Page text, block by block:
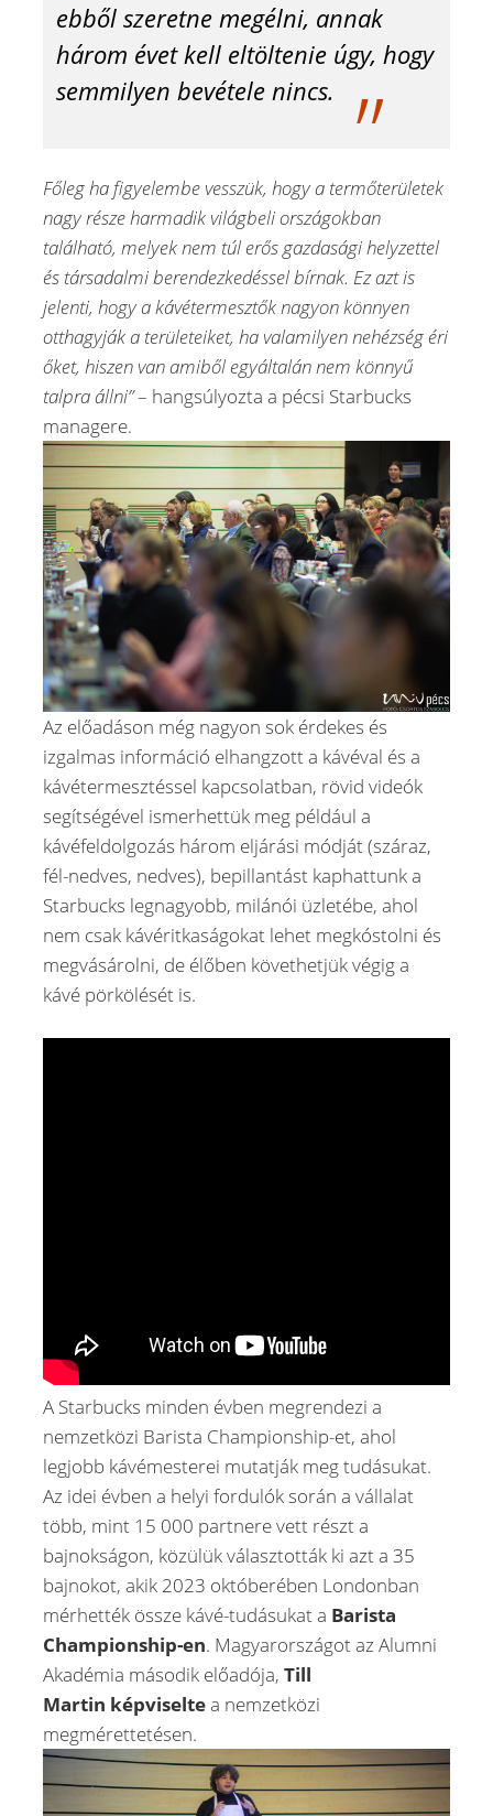
ebből szeretne megélni, annak
három évet kell eltöltenie úgy, hogy
semmilyen bevétele nincs.
Főleg ha figyelembe vesszük, hogy a termőterületek
nagy része harmadik világbeli országokban
található, melyek nem túl erős gazdasági helyzettel
és társadalmi berendezkedéssel bírnak. Ez azt is
jelenti, hogy a kávétermesztők nagyon könnyen
otthagyják a területeiket, ha valamilyen nehézség éri
őket, hiszen van amiből egyáltalán nem könnyű
talpra állni”– hangsúlyozta a pécsi Starbucks
managere.
Az előadáson még nagyon sok érdekes és
izgalmas információ elhangzott a kávéval és a
kávétermesztéssel kapcsolatban, rövid videók
segítségével ismerhettük meg például a
kávéfeldolgozás három eljárási módját (száraz,
fél-nedves, nedves), bepillantást kaphattunk a
Starbucks legnagyobb, milánói üzletébe, ahol
nem csak kávéritkaságokat lehet megkóstolni és
megvásárolni, de élőben követhetjük végig a
kávé pörkölését is.
A Starbucks minden évben megrendezi a
nemzetközi Barista Championship-et, ahol
legjobb kávémesterei mutatják meg tudásukat.
Az idei évben a helyi fordulók során a vállalat
több, mint 15 000 partnere vett részt a
bajnokságon, közülük választották ki azt a 35
bajnokot, akik 2023 októberében Londonban
mérhették össze kávé-tudásukat a Barista
Championship-en. Magyarországot az Alumni
Akadémia második előadója, Till
Martin képviseltea nemzetközi
megmérettetésen.